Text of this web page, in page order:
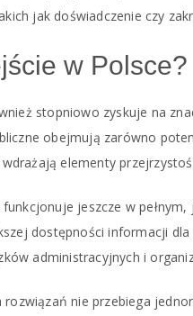
jak doświadczenie czy
w Polsce?
stopniowo zyskuje na
obejmują zarówno
elementy
funkcjonuje jeszcze w
dostępności informacji
administracyjnych i
nie przebiega